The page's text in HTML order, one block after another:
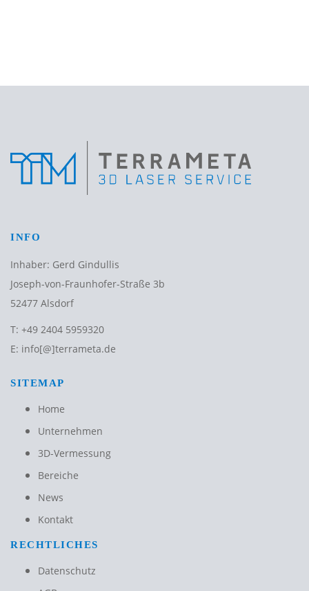
INFO
Inhaber: Gerd Gindullis
Joseph-von-Fraunhofer-Straße 3b
52477 Alsdorf
T: +49 2404 5959320
E: info[@]terrameta.de
SITEMAP
Home
Unternehmen
3D-Vermessung
Bereiche
News
Kontakt
RECHTLICHES
Datenschutz